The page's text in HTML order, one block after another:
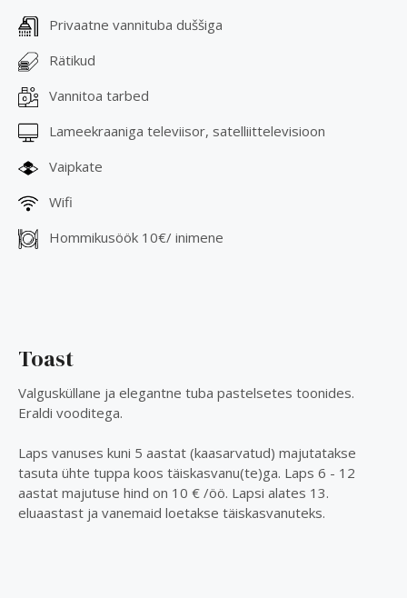
Privaatne vannituba duššiga
Rätikud
Vannitoa tarbed
Lameekraaniga televiisor, satelliittelevisioon
Vaipkate
Wifi
Hommikusöök 10€/ inimene
Toast
Valgusküllane ja elegantne tuba pastelsetes toonides.
Eraldi vooditega.
Laps vanuses kuni 5 aastat (kaasarvatud) majutatakse
tasuta ühte tuppa koos täiskasvanu(te)ga. Laps 6 - 12
aastat majutuse hind on 10 € /öö. Lapsi alates 13.
eluaastast ja vanemaid loetakse täiskasvanuteks.